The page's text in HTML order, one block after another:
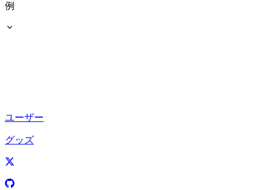
例
ユーザー
グッズ